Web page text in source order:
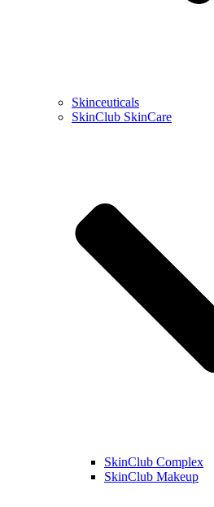
Skinceuticals
SkinClub SkinCare
SkinClub Complex
SkinClub Makeup